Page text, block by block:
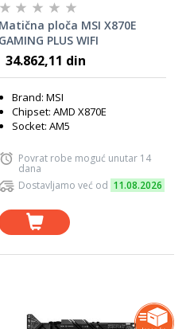
Matična ploča MSI X870E
GAMING PLUS WIFI
34.862,11 din
Brand: MSI
Chipset: AMD X870E
Socket: AM5
Povrat robe moguć unutar 14
dana
Dostavljamo već od 11.08.2026